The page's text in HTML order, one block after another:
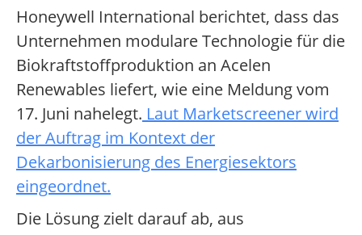
Honeywell International berichtet, dass das
Unternehmen modulare Technologie für die
Biokraftstoffproduktion an Acelen
Renewables liefert, wie eine Meldung vom
17. Juni nahelegt. Laut Marketscreener wird
der Auftrag im Kontext der
Dekarbonisierung des Energiesektors
eingeordnet.
Die Lösung zielt darauf ab, aus